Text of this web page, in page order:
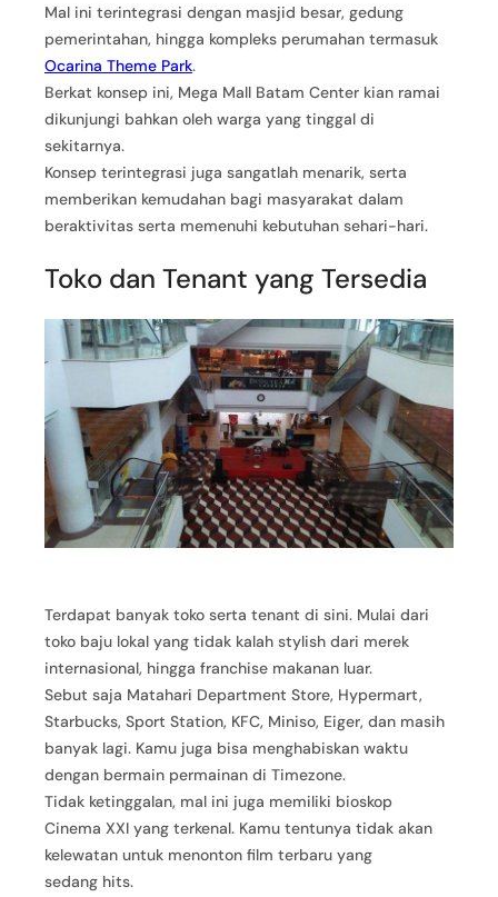
Mal ini terintegrasi dengan masjid besar, gedung
pemerintahan, hingga kompleks perumahan termasuk
Ocarina Theme Park.
Berkat konsep ini, Mega Mall Batam Center kian ramai
dikunjungi bahkan oleh warga yang tinggal di
sekitarnya.
Konsep terintegrasi juga sangatlah menarik, serta
memberikan kemudahan bagi masyarakat dalam
beraktivitas serta memenuhi kebutuhan sehari-hari.
Toko dan Tenant yang Tersedia
Terdapat banyak toko serta tenant di sini. Mulai dari
toko baju lokal yang tidak kalah stylish dari merek
internasional, hingga franchise makanan luar.
Sebut saja Matahari Department Store, Hypermart,
Starbucks, Sport Station, KFC, Miniso, Eiger, dan masih
banyak lagi. Kamu juga bisa menghabiskan waktu
dengan bermain permainan di Timezone.
Tidak ketinggalan, mal ini juga memiliki bioskop
Cinema XXI yang terkenal. Kamu tentunya tidak akan
kelewatan untuk menonton film terbaru yang
sedang hits.